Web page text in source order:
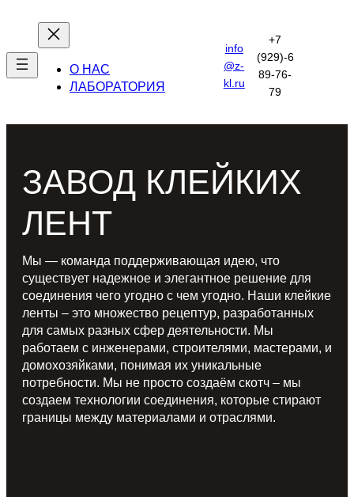
содержимому
О НАС
ЛАБОРАТОРИЯ
info
@z-
kl.ru
+7
(929)-6
89-76-
79
ЗАВОД КЛЕЙКИХ
ЛЕНТ
Мы — команда поддерживающая идею, что
существует надежное и элегантное решение для
соединения чего угодно с чем угодно. Наши клейкие
ленты – это множество рецептур, разработанных
для самых разных сфер деятельности. Мы
работаем с инженерами, строителями, мастерами, и
домохозяйками, понимая их уникальные
потребности. Мы не просто создаём скотч – мы
создаем технологии соединения, которые стирают
границы между материалами и отраслями.